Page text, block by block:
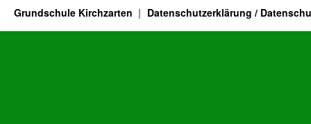
Grundschule Kirchzarten Datenschutzerklärung /